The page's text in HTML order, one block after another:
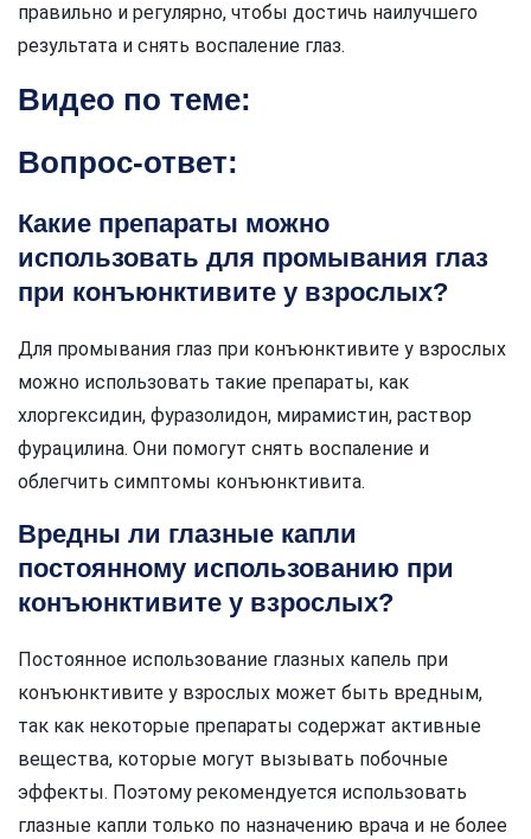
правильно и регулярно, чтобы достичь наилучшего
результата и снять воспаление глаз.
Видео по теме:
Вопрос-ответ:
Какие препараты можно
использовать для промывания глаз
при конъюнктивите у взрослых?
Для промывания глаз при конъюнктивите у взрослых
можно использовать такие препараты, как
хлоргексидин, фуразолидон, мирамистин, раствор
фурацилина. Они помогут снять воспаление и
облегчить симптомы конъюнктивита.
Вредны ли глазные капли
постоянному использованию при
конъюнктивите у взрослых?
Постоянное использование глазных капель при
конъюнктивите у взрослых может быть вредным,
так как некоторые препараты содержат активные
вещества, которые могут вызывать побочные
эффекты. Поэтому рекомендуется использовать
глазные капли только по назначению врача и не более